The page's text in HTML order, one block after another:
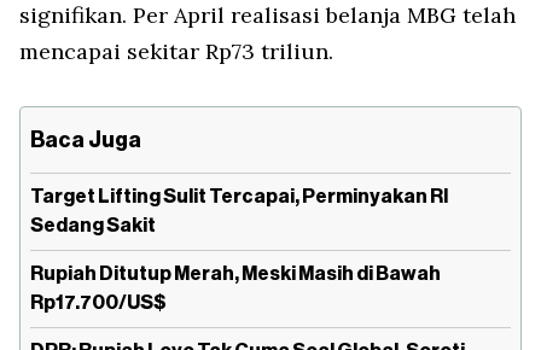
signifikan. Per April realisasi belanja MBG telah
mencapai sekitar Rp73 triliun.
Baca Juga
Target Lifting Sulit Tercapai, Perminyakan RI
Sedang Sakit
Rupiah Ditutup Merah, Meski Masih di Bawah
Rp17.700/US$